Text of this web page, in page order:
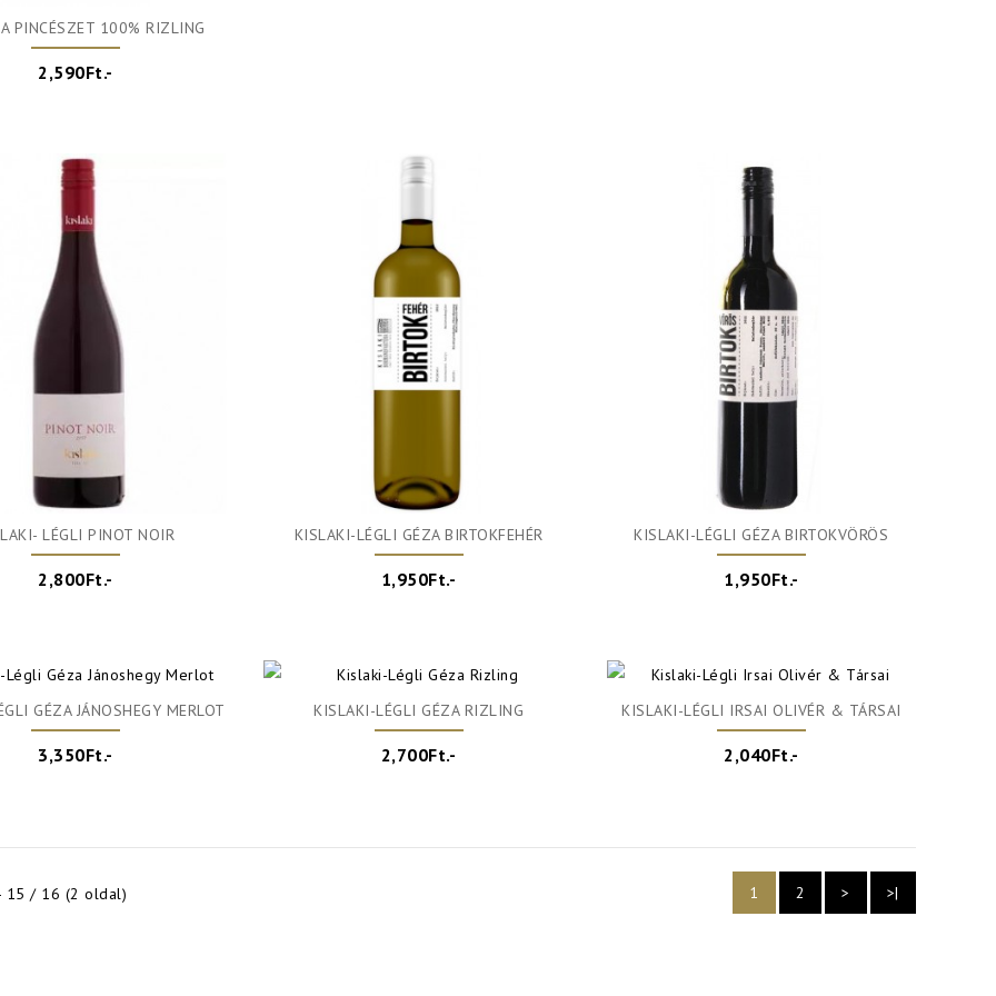
PINCÉSZET 100% RIZLING
2,590Ft.-
LÉGLI PINOT NOIR
2,800Ft.-
KISLAKI-LÉGLI GÉZA BIRTOKFEHÉR
1,950Ft.-
KISLAKI-LÉGLI GÉZA BIRTOKVÖRÖS
1,950Ft.-
GÉZA JÁNOSHEGY MERLOT
3,350Ft.-
KISLAKI-LÉGLI GÉZA RIZLING
2,700Ft.-
KISLAKI-LÉGLI IRSAI OLIVÉR & TÁRSAI
2,040Ft.-
1 2 > >|
15 / 16 (2 oldal)